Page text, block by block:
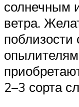
солнечным
ветра.
2–3 сорта